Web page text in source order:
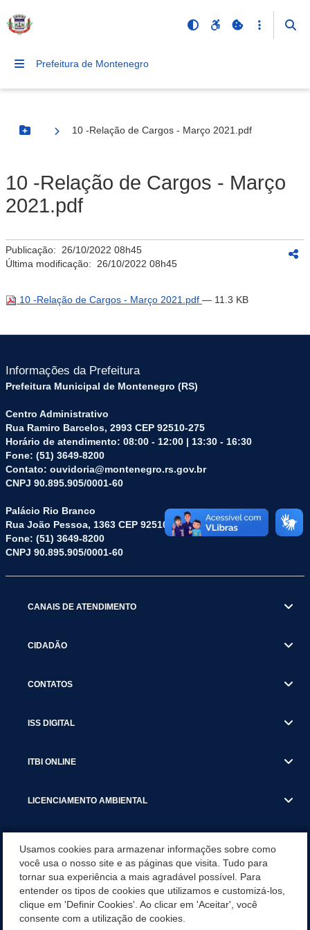
Prefeitura de Montenegro
Botão Menu
10 -Relação de Cargos - Março 2021.pdf
10 -Relação de Cargos - Março
2021.pdf
Publicação: 26/10/2022 08h45
Última modificação: 26/10/2022 08h45
10 -Relação de Cargos - Março 2021.pdf — 11.3 KB
Informações da Prefeitura
Prefeitura Municipal de Montenegro (RS)
Centro Administrativo
Rua Ramiro Barcelos, 2993 CEP 92510-275
Horário de atendimento: 08:00 - 12:00 | 13:30 - 16:30
Fone: (51) 3649-8200
Contato: ouvidoria@montenegro.rs.gov.br
CNPJ 90.895.905/0001-60
Palácio Rio Branco
Rua João Pessoa, 1363 CEP 92510-045
Fone: (51) 3649-8200
CNPJ 90.895.905/0001-60
CANAIS DE ATENDIMENTO
CIDADÃO
CONTATOS
ISS DIGITAL
ITBI ONLINE
LICENCIAMENTO AMBIENTAL
SERVIÇOS
SERVIÇOS DO DEPARTAMENTO DE RECEITA MUNICIPAL
Usamos cookies para armazenar informações sobre como
você usa o nosso site e as páginas que visita. Tudo para
tornar sua experiência a mais agradável possível. Para
entender os tipos de cookies que utilizamos e customizá-los,
clique em 'Definir Cookies'. Ao clicar em 'Aceitar', você
consente com a utilização de cookies.